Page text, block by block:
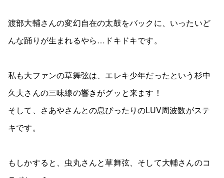
渡部大輔さんの変幻自在の太鼓をバックに、いったいど
んな踊りが生まれるやら…ドキドキです。
私も大ファンの草舞弦は、エレキ少年だったという杉中
久夫さんの三味線の響きがグッと来ます！
そして、さあやさんとの息ぴったりのLUV周波数がステ
キです。
もしかすると、虫丸さんと草舞弦、そして大輔さんのコ